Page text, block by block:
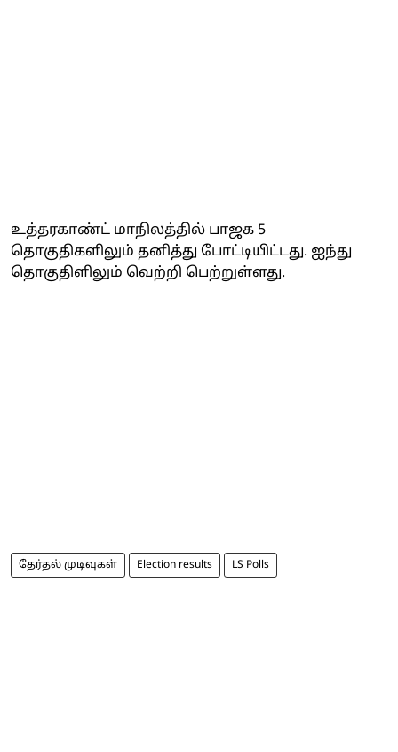
உத்தரகாண்ட் மாநிலத்தில் பாஜக 5
தொகுதிகளிலும் தனித்து போட்டியிட்டது. ஐந்து
தொகுதிளிலும் வெற்றி பெற்றுள்ளது.
தேர்தல் முடிவுகள் Election results LS Polls